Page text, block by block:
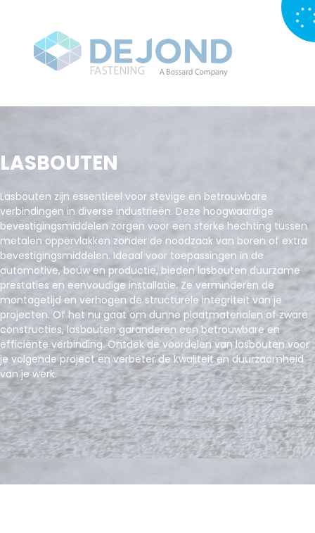
LASBOUTEN
Lasbouten zijn essentieel voor stevige en betrouwbare
verbindingen in diverse industrieën. Deze hoogwaardige
bevestigingsmiddelen zorgen voor een sterke hechting tussen
metalen oppervlakken zonder de noodzaak van boren of extra
bevestigingsmiddelen. Ideaal voor toepassingen in de
automotive, bouw en productie, bieden lasbouten duurzame
prestaties en eenvoudige installatie. Ze verminderen de
montagetijd en verhogen de structurele integriteit van je
projecten. Of het nu gaat om dunne plaatmaterialen of zware
constructies, lasbouten garanderen een betrouwbare en
efficiënte verbinding. Ontdek de voordelen van lasbouten voor
je volgende project en verbeter de kwaliteit en duurzaamheid
van je werk.